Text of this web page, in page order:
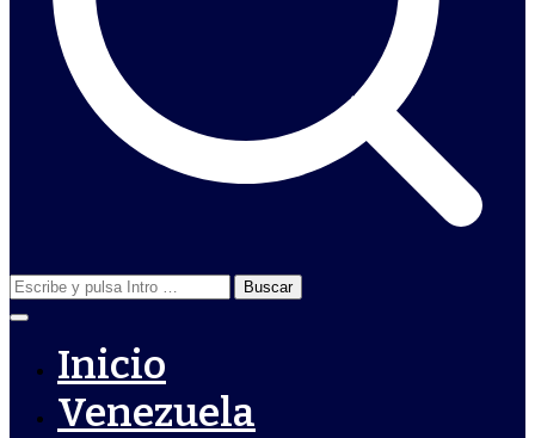
Buscar:
Inicio
Venezuela